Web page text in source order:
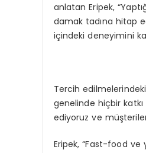
anlatan Eripek,
damak tadına hitap
içindeki deneyimini
Tercih
genelinde hiçbir
ediyoruz ve
Eripek, “Fast-food